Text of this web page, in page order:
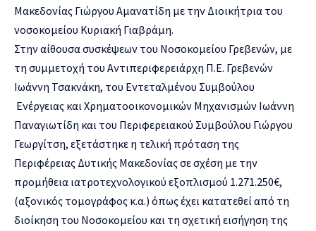
Μακεδονίας Γιώργου Αμανατίδη με την Διοικήτρια του
νοσοκομείου Κυριακή Γιαβράμη.
Στην αίθουσα συσκέψεων του Νοσοκομείου Γρεβενών, με
τη συμμετοχή του Αντιπεριφερειάρχη Π.Ε. Γρεβενών
Ιωάννη Τσακνάκη, του Εντεταλμένου Συμβούλου
Ενέργειας και Χρηματοοικονομικών Μηχανισμών Ιωάννη
Παναγιωτίδη και του Περιφερειακού Συμβούλου Γιώργου
Γεωργίτση, εξετάστηκε η τελική πρόταση της
Περιφέρειας Δυτικής Μακεδονίας σε σχέση με την
προμήθεια ιατροτεχνολογικού εξοπλισμού 1.271.250€,
(αξονικός τομογράφος κ.α.) όπως έχει κατατεθεί από τη
διοίκηση του Νοσοκομείου και τη σχετική εισήγηση της